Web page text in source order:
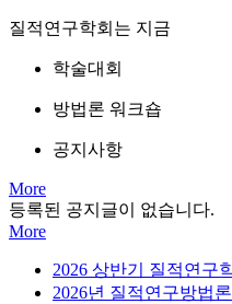
질적연구학회는 지금
학술대회
방법론 워크숍
공지사항
More
등록된 공지글이 없습니다.
More
2026 상반기 질적연구
2026년 질적연구방법